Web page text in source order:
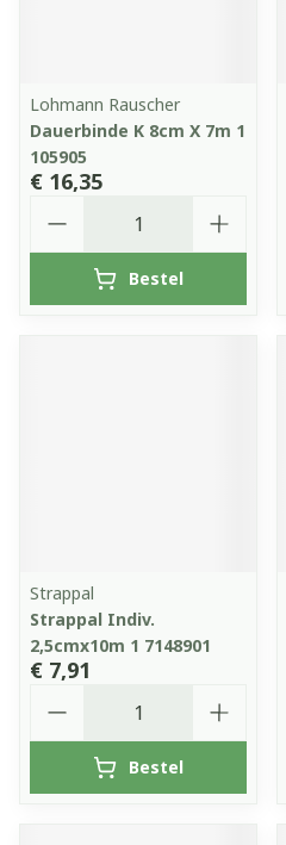
Lohmann Rauscher
Dauerbinde K 8cm X 7m 1
105905
€ 16,35
Bestel
Strappal
Strappal Indiv.
2,5cmx10m 1 7148901
€ 7,91
Bestel